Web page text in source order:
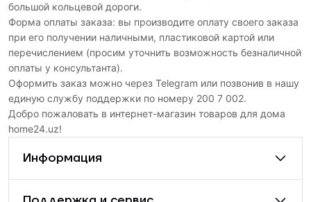
большой кольцевой дороги.
Форма оплаты заказа: вы производите оплату своего заказа
при его получении наличными, пластиковой картой или
перечислением (просим уточнить возможность безналичной
оплаты у консультанта).
Оформить заказ можно через Telegram или позвонив в нашу
единую службу поддержки по номеру 200 7 002.
Добро пожаловать в интернет-магазин товаров для дома
home24.uz!
Информация